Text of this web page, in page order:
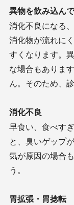
異物を飲み込ん
消化不良になる
消化物が流れに
すくなります。
な場合もありま
ん。そのため、
消化不良
早食い、食べす
と、臭いゲップ
気が原因の場合
う。
胃拡張・胃捻転